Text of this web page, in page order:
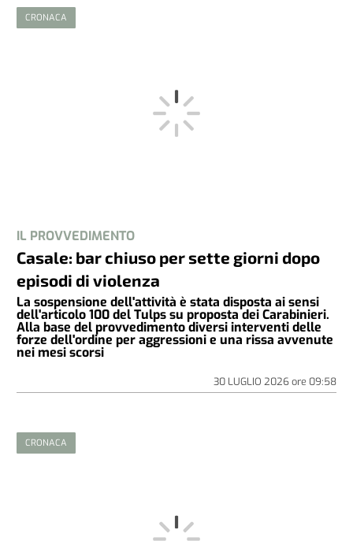
CRONACA
IL PROVVEDIMENTO
Casale: bar chiuso per sette giorni dopo
episodi di violenza
La sospensione dell'attività è stata disposta ai sensi
dell'articolo 100 del Tulps su proposta dei Carabinieri.
Alla base del provvedimento diversi interventi delle
forze dell'ordine per aggressioni e una rissa avvenute
nei mesi scorsi
30 LUGLIO 2026ore 09:58
CRONACA